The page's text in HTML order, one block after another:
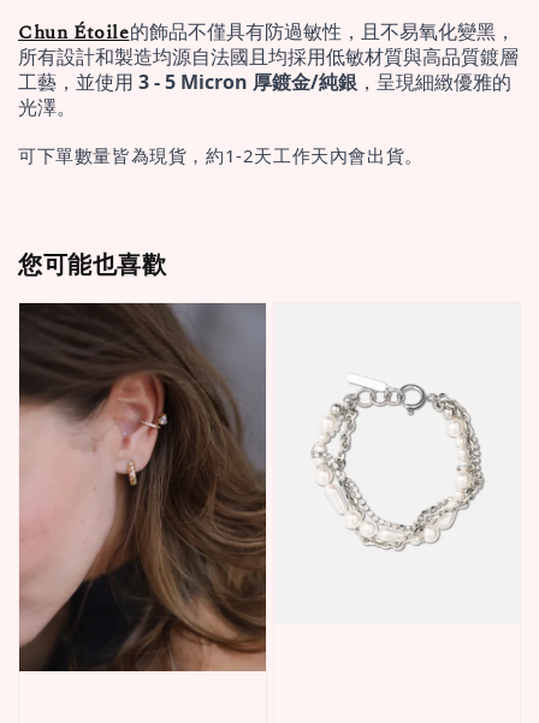
Chun Étoile的飾品不僅具有防過敏性，且不易氧化變黑，
所有設計和製造均源自法國且均採用低敏材質與高品質鍍層
工藝，並使用 3 - 5 Micron 厚鍍金/純銀 ，呈現細緻優雅的
光澤。
可下單數量皆為現貨，約1-2天工作天內會出貨。
您可能也喜歡